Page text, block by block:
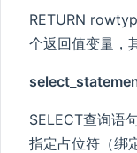
RETURN
个返回值变量，
SELECT查询语
指定占位符（绑